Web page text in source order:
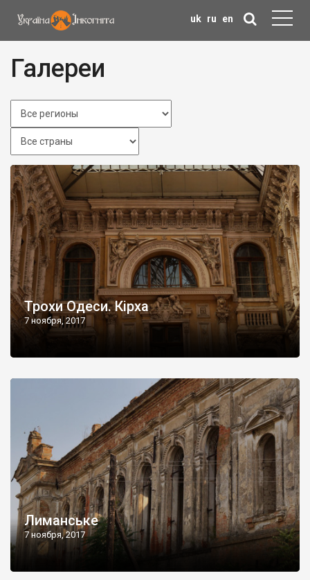
uk ru en
Галереи
Трохи Одеси. Кірха
7 ноября, 2017
Лиманське
7 ноября, 2017